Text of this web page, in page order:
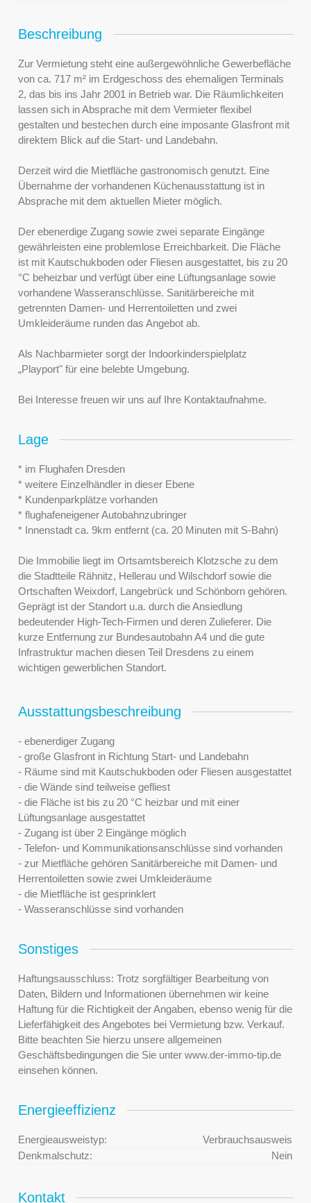
Beschreibung
Zur Vermietung steht eine außergewöhnliche Gewerbefläche
von ca. 717 m² im Erdgeschoss des ehemaligen Terminals
2, das bis ins Jahr 2001 in Betrieb war. Die Räumlichkeiten
lassen sich in Absprache mit dem Vermieter flexibel
gestalten und bestechen durch eine imposante Glasfront mit
direktem Blick auf die Start- und Landebahn.
Derzeit wird die Mietfläche gastronomisch genutzt. Eine
Übernahme der vorhandenen Küchenausstattung ist in
Absprache mit dem aktuellen Mieter möglich.
Der ebenerdige Zugang sowie zwei separate Eingänge
gewährleisten eine problemlose Erreichbarkeit. Die Fläche
ist mit Kautschukboden oder Fliesen ausgestattet, bis zu 20
°C beheizbar und verfügt über eine Lüftungsanlage sowie
vorhandene Wasseranschlüsse. Sanitärbereiche mit
getrennten Damen- und Herrentoiletten und zwei
Umkleideräume runden das Angebot ab.
Als Nachbarmieter sorgt der Indoorkinderspielplatz
„Playport" für eine belebte Umgebung.
Bei Interesse freuen wir uns auf Ihre Kontaktaufnahme.
Lage
* im Flughafen Dresden
* weitere Einzelhändler in dieser Ebene
* Kundenparkplätze vorhanden
* flughafeneigener Autobahnzubringer
* Innenstadt ca. 9km entfernt (ca. 20 Minuten mit S-Bahn)
Die Immobilie liegt im Ortsamtsbereich Klotzsche zu dem
die Stadtteile Rähnitz, Hellerau und Wilschdorf sowie die
Ortschaften Weixdorf, Langebrück und Schönborn gehören.
Geprägt ist der Standort u.a. durch die Ansiedlung
bedeutender High-Tech-Firmen und deren Zulieferer. Die
kurze Entfernung zur Bundesautobahn A4 und die gute
Infrastruktur machen diesen Teil Dresdens zu einem
wichtigen gewerblichen Standort.
Ausstattungsbeschreibung
- ebenerdiger Zugang
- große Glasfront in Richtung Start- und Landebahn
- Räume sind mit Kautschukboden oder Fliesen ausgestattet
- die Wände sind teilweise gefliest
- die Fläche ist bis zu 20 °C heizbar und mit einer
Lüftungsanlage ausgestattet
- Zugang ist über 2 Eingänge möglich
- Telefon- und Kommunikationsanschlüsse sind vorhanden
- zur Mietfläche gehören Sanitärbereiche mit Damen- und
Herrentoiletten sowie zwei Umkleideräume
- die Mietfläche ist gesprinklert
- Wasseranschlüsse sind vorhanden
Sonstiges
Haftungsausschluss: Trotz sorgfältiger Bearbeitung von
Daten, Bildern und Informationen übernehmen wir keine
Haftung für die Richtigkeit der Angaben, ebenso wenig für die
Lieferfähigkeit des Angebotes bei Vermietung bzw. Verkauf.
Bitte beachten Sie hierzu unsere allgemeinen
Geschäftsbedingungen die Sie unter www.der-immo-tip.de
einsehen können.
Energieeffizienz
Energieausweistyp:
Verbrauchsausweis
Denkmalschutz:
Nein
Kontakt